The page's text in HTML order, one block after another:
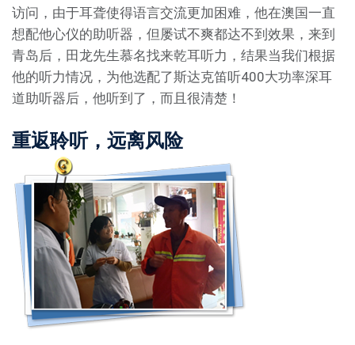
访问，由于耳聋使得语言交流更加困难，他在澳国一直
想配他心仪的助听器，但屡试不爽都达不到效果，来到
青岛后，田龙先生慕名找来乾耳听力，结果当我们根据
他的听力情况，为他选配了斯达克笛听400大功率深耳
道助听器后，他听到了，而且很清楚！
重返聆听，远离风险